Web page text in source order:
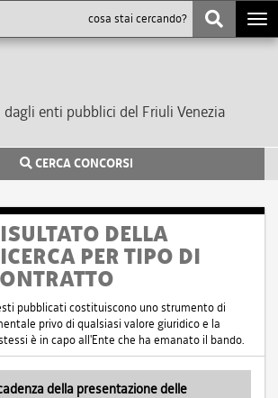
enti pubblici del Friuli Venezia
CERCA CONCORSI
DELLA
PER TIPO DI
pubblicati costituiscono uno strumento di
privo di qualsiasi valore giuridico e la
è in capo all'Ente che ha emanato il bando.
della presentazione delle